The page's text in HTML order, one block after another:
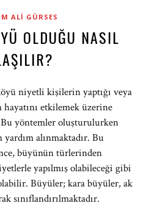
ALI GÜRSES
OLDUĞU NASIL
niyetli kişilerin yaptığı veya
hayatını etkilemek üzerine
yöntemler oluşturulurken
alınmaktadır. Bu
büyünün türlerinden
yapılmış olabileceği gibi
Büyüler; kara büyüler, ak
sınıflandırılmaktadır.